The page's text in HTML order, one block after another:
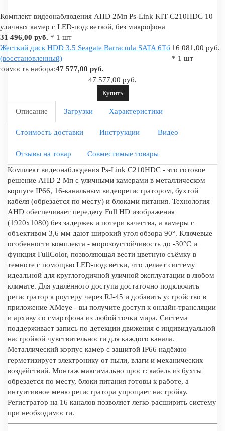
Комплект видеонаблюдения AHD 2Мп Ps-Link KIT-C210HDC 10
уличных камер с LED-подсветкой, без микрофона
31 496,00 руб. * 1 шт
Жесткий диск HDD 3.5 Seagate Barracuda SATA 6Tб
(восстановленный)
16 081,00 руб.
* 1 шт
набора:47 577,00 руб.
47 577,00 руб.
Купить
Описание Загрузки Характеристики
Стоимость доставки Инструкции Видео
Отзывы на товар
Совместимые товары
Комплект видеонаблюдения Ps-Link C210HDC - это готовое
решение AHD 2 Мп с уличными камерами в металлическом
корпусе IP66, 16-канальным видеорегистратором, бухтой
кабеля (обрезается по месту) и блоками питания. Технология
AHD обеспечивает передачу Full HD изображения
(1920x1080) без задержек и потери качества, а камеры с
объективом 3,6 мм дают широкий угол обзора 90°. Ключевые
особенности комплекта - морозоустойчивость до -30°C и
функция FullColor, позволяющая вести цветную съёмку в
темноте с помощью LED-подсветки, что делает систему
идеальной для круглогодичной уличной эксплуатации в любом
климате. Для удалённого доступа достаточно подключить
регистратор к роутеру через RJ-45 и добавить устройство в
приложение XMeye - вы получите доступ к онлайн-трансляции
и архиву со смартфона из любой точки мира. Система
поддерживает запись по детекции движения с индивидуальной
настройкой чувствительности для каждого канала.
Металлический корпус камер с защитой IP66 надёжно
герметизирует электронику от пыли, влаги и механических
воздействий. Монтаж максимально прост: кабель из бухты
обрезается по месту, блоки питания готовы к работе, а
интуитивное меню регистратора упрощает настройку.
Регистратор на 16 каналов позволяет легко расширить систему
при необходимости.